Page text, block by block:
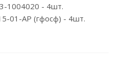
1004020 - 4шт.
01-АР (гфосф) - 4шт.